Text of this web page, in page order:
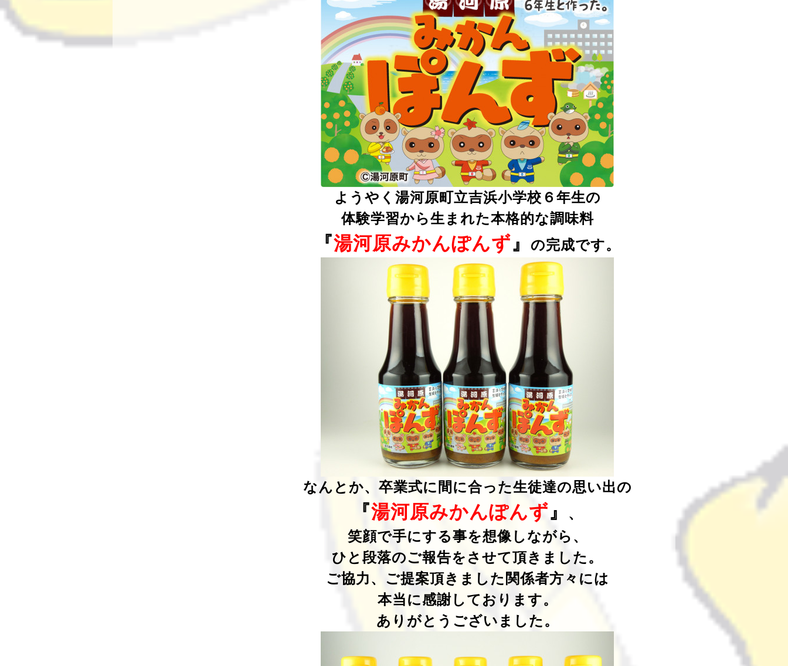
ようやく湯河原町立吉浜小学校６年生の
体験学習から生まれた本格的な調味料
『湯河原みかんぽんず』 の完成です。
なんとか、卒業式に間に合った生徒達の思い出の
『湯河原みかんぽんず』
、
笑顔で手にする事を想像しながら、
ひと段落のご報告をさせて頂きました。
ご協力、ご提案頂きました関係者方々には
本当に感謝しております。
ありがとうございました。